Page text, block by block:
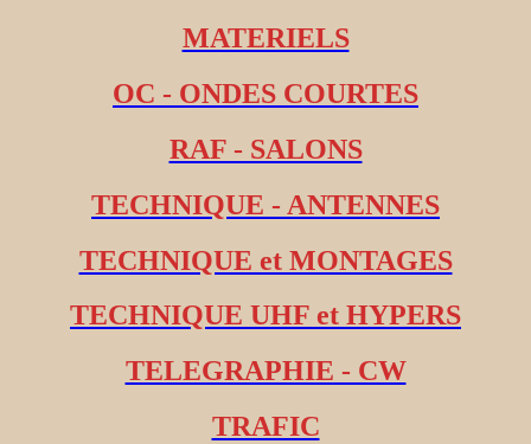
MATERIELS
OC - ONDES COURTES
RAF - SALONS
TECHNIQUE - ANTENNES
TECHNIQUE et MONTAGES
TECHNIQUE UHF et HYPERS
TELEGRAPHIE - CW
TRAFIC